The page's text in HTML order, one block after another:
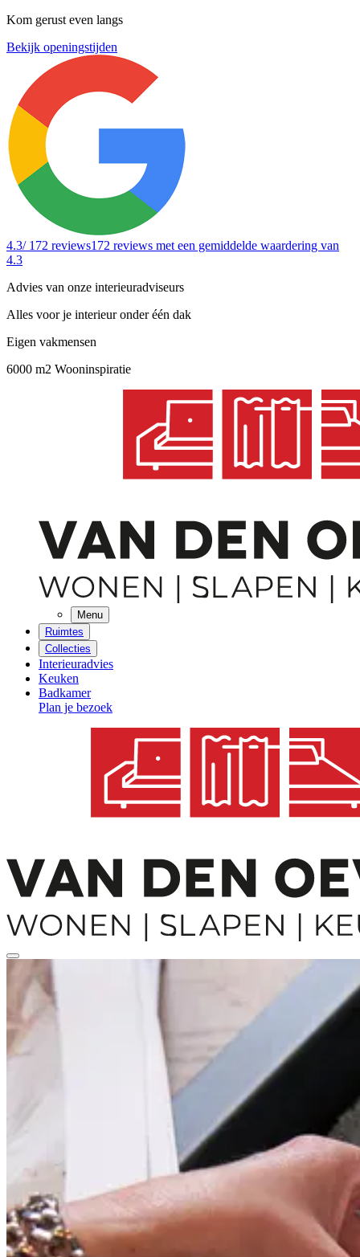
Kom gerust even langs
Bekijk openingstijden
4.3/ 172 reviews172 reviews met een gemiddelde waardering van
4.3
Advies van onze interieuradviseurs
Alles voor je interieur onder één dak
Eigen vakmensen
6000 m2 Wooninspiratie
Menu
Ruimtes
Collecties
Interieuradvies
Keuken
Badkamer
Plan je bezoek